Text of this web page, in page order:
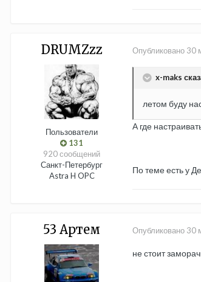
DRUMZzz
Пользователи
131
920 сообщений
Санкт-Петербург
Astra H OPC
Опубликовано 30
x-maks
летом буду
А где
По теме есть у
53 Артем Опубликовано 30
не стоит